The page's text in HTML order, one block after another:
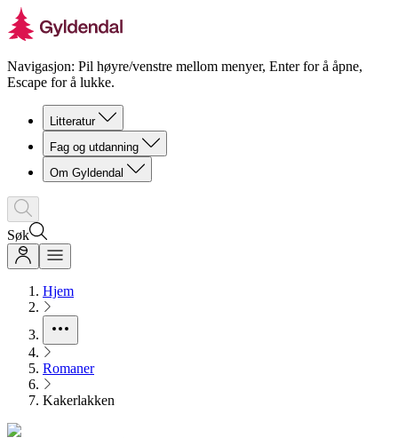
Navigasjon: Pil høyre/venstre mellom menyer, Enter for å åpne,
Escape for å lukke.
Litteratur
Fag og utdanning
Om Gyldendal
Søk
Hjem
Romaner
Kakerlakken